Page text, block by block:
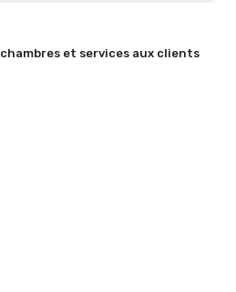
et services aux clients